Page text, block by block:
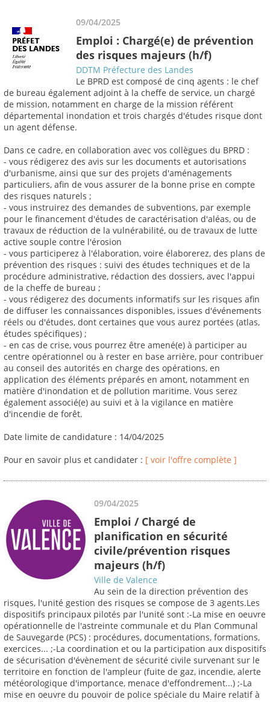
09/04/2025
Emploi : Chargé(e) de prévention
des risques majeurs (h/f)
DDTM Préfecture des Landes
Le BPRD est composé de cinq agents : le chef
de bureau également adjoint à la cheffe de service, un chargé
de mission, notamment en charge de la mission référent
départemental inondation et trois chargés d'études risque dont
un agent défense.
Dans ce cadre, en collaboration avec vos collègues du BPRD :
- vous rédigerez des avis sur les documents et autorisations
d'urbanisme, ainsi que sur des projets d'aménagements
particuliers, afin de vous assurer de la bonne prise en compte
des risques naturels ;
- vous instruirez des demandes de subventions, par exemple
pour le financement d'études de caractérisation d'aléas, ou de
travaux de réduction de la vulnérabilité, ou de travaux de lutte
active souple contre l'érosion
- vous participerez à l'élaboration, voire élaborerez, des plans de
prévention des risques : suivi des études techniques et de la
procédure administrative, rédaction des dossiers, avec l'appui
de la cheffe de bureau ;
- vous rédigerez des documents informatifs sur les risques afin
de diffuser les connaissances disponibles, issues d'événements
réels ou d'études, dont certaines que vous aurez portées (atlas,
études spécifiques) ;
- en cas de crise, vous pourrez être amené(e) à participer au
centre opérationnel ou à rester en base arrière, pour contribuer
au conseil des autorités en charge des opérations, en
application des éléments préparés en amont, notamment en
matière d'inondation et de pollution maritime. Vous serez
également associé(e) au suivi et à la vigilance en matière
d'incendie de forêt.
Date limite de candidature : 14/04/2025
Pour en savoir plus et candidater : [ voir l'offre complète ]
09/04/2025
Emploi / Chargé de
planification en sécurité
civile/prévention risques
majeurs (h/f)
Ville de Valence
Au sein de la direction prévention des
risques, l'unité gestion des risques se compose de 3 agents.Les
dispositifs principaux pilotés par l'unité sont :-La mise en oeuvre
opérationnelle de l'astreinte communale et du Plan Communal
de Sauvegarde (PCS) : procédures, documentations, formations,
exercices... ;-La coordination et ou la participation aux dispositifs
de sécurisation d'évènement de sécurité civile survenant sur le
territoire en fonction de l'ampleur (fuite de gaz, incendie, alerte
météorologique d'importance, menace d'effondrement...) ;-La
mise en oeuvre du pouvoir de police spéciale du Maire relatif à